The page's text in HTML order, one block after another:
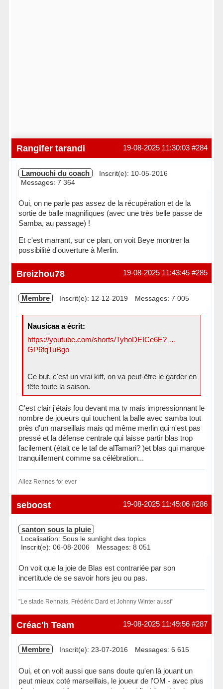
#284
19-08-2025 11:30:03
Rangifer tarandi
Lamouchi du coach
Inscrit(e): 10-05-2016
Messages: 7 364
Oui, on ne parle pas assez de la récupération et de la
sortie de balle magnifiques (avec une très belle passe de
Samba, au passage) !
Et c'est marrant, sur ce plan, on voit Beye montrer la
possibilité d'ouverture à Merlin.
Hors ligne #285
19-08-2025 11:43:45
Breizhou78
Membre Inscrit(e): 12-12-2019 Messages: 7 005
Nausicaa a écrit:
https://youtube.com/shorts/TyhoDEICe6E? …
GP6fqTuBgo
Ce but, c'est un vrai kiff, on va peut-être le garder en
tête toute la saison.
C'est clair j'étais fou devant ma tv mais impressionnant le
nombre de joueurs qui touchent la balle avec samba tout
près d'un marseillais mais qd même merlin qui n'est pas
pressé et la défense centrale qui laisse partir blas trop
facilement (était ce le taf de alTamari? )et blas qui marque
tranquillement comme sa célébration...
Allez Rennes for ever
Hors ligne #286
19-08-2025 11:45:06
seboost
santon sous la pluie
Localisation: Sous le sunlight des topics
Inscrit(e): 06-08-2006
Messages: 8 051
On voit que la joie de Blas est contrariée par son
incertitude de se savoir hors jeu ou pas.
"Le stade Rennais, Frédéric Dard et Johnny Winter aussi"
Hors ligne #287
19-08-2025 11:49:56
Créac'h Team
Membre Inscrit(e): 23-07-2016 Messages: 6 615
Oui, et on voit aussi que sans doute qu'en là jouant un
peut mieux coté marseillais, le joueur de l'OM - avec plus